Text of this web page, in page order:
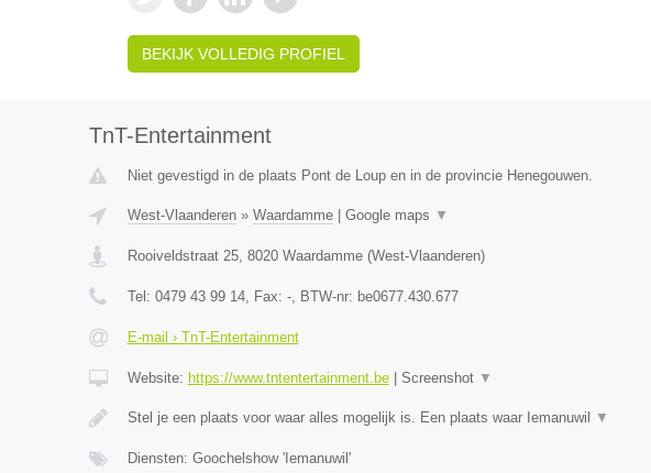
BEKIJK VOLLEDIG PROFIEL
TnT-Entertainment
Niet gevestigd in de plaats Pont de Loup en in de provincie Henegouwen.
West-Vlaanderen» Waardamme| Google maps ▼
Rooiveldstraat 25, 8020 Waardamme(West-Vlaanderen)
Tel: 0479 43 99 14, Fax: -, BTW-nr: be0677.430.677
E-mail › TnT-Entertainment
Website: https://www.tntentertainment.be| Screenshot ▼
Stel je een plaats voor waar alles mogelijk is. Een plaats waar Iemanuwil ▼
Diensten: Goochelshow 'Iemanuwil'